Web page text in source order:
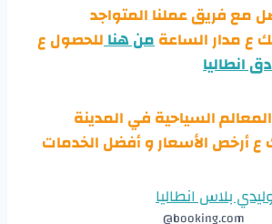
مع فريق عملنا المتواجد
ع مدار الساعةمن هناللحصول ع
انطاليا
السياحية في المدينة
ع أرخص الأسعار و أفضل الخدمات
booking.com@